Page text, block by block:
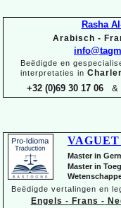
Rasha
Arabisch -
Beëdigde en
interpretaties in
+32 (0)69 30 17 06 &
Master in
Master in
Beëdigde vertalingen en
Engels - Frans -